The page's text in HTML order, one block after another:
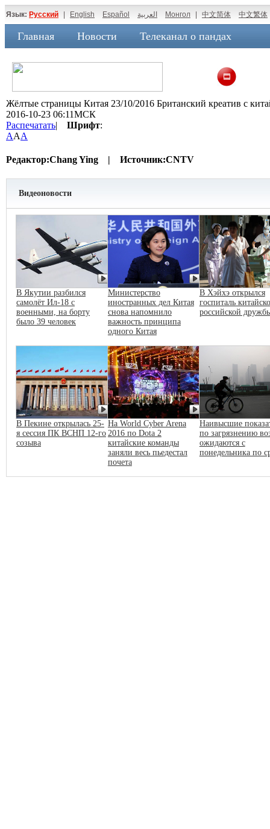
Язык: Русский English Español العربية Монгол 中文简体 中文繁体
Главная Новости Телеканал о пандах
Жёлтые страницы Китая 23/10/2016 Британский креатив с
2016-10-23 06:11МСК
Распечатать| Шрифт:
AAA
Редактор:Chang Ying | Источник:CNTV
Видеоновости
В Якутии разбился
самолёт Ил-18 с
военными, на борту
было 39 человек
Министерство
иностранных дел Китая
снова напомнило
важность принципа
одного Китая
В Хэйхэ открылся
госпиталь
российской
В Пекине открылась 25-
я сессия ПК ВСНП 12-го
созыва
На World Cyber Arena
2016 по Dota 2
китайские команды
заняли весь пьедестал
почета
Наивысшие
по загрязнению
ожидаются с
понедельника по